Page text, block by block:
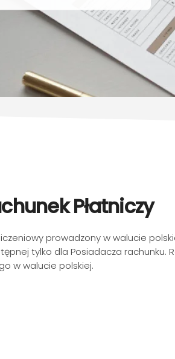
Płatniczy
prowadzony w walucie
tylko dla Posiadacza
w walucie polskiej.